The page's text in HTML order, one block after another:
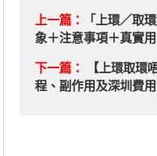
上一篇：
「上環／取
象＋注意事項＋真實
下一篇：
【上環取環
程、副作用及深圳費